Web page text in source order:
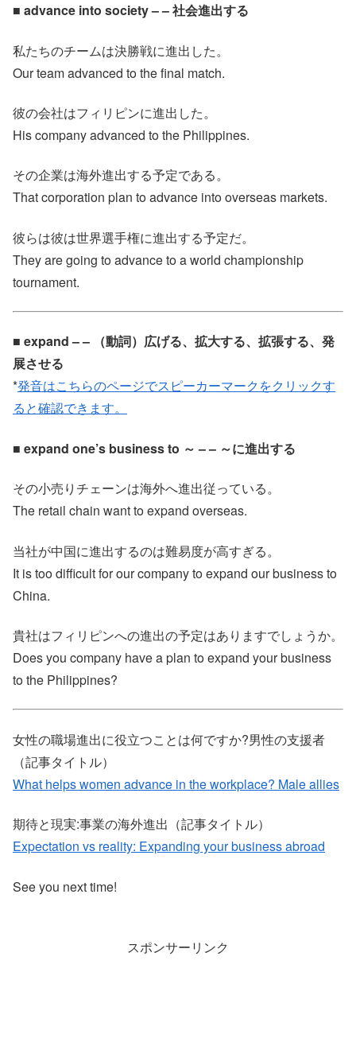
■ advance into society – – 社会進出する
私たちのチームは決勝戦に進出した。
Our team advanced to the final match.
彼の会社はフィリピンに進出した。
His company advanced to the Philippines.
その企業は海外進出する予定である。
That corporation plan to advance into overseas markets.
彼らは彼は世界選手権に進出する予定だ。
They are going to advance to a world championship
tournament.
■ expand – – （動詞）広げる、拡大する、拡張する、発
展させる
*発音はこちらのページでスピーカーマークをクリックす
ると確認できます。
■ expand one’s business to ～ – – ～に進出する
その小売りチェーンは海外へ進出従っている。
The retail chain want to expand overseas.
当社が中国に進出するのは難易度が高すぎる。
It is too difficult for our company to expand our business to
China.
貴社はフィリピンへの進出の予定はありますでしょうか。
Does you company have a plan to expand your business
to the Philippines?
女性の職場進出に役立つことは何ですか?男性の支援者
（記事タイトル）
What helps women advance in the workplace? Male allies
期待と現実:事業の海外進出（記事タイトル）
Expectation vs reality: Expanding your business abroad
See you next time!
スポンサーリンク